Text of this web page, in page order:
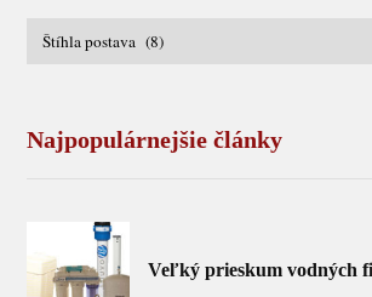
Najpopulárnejšie články
Veľký prieskum vodných